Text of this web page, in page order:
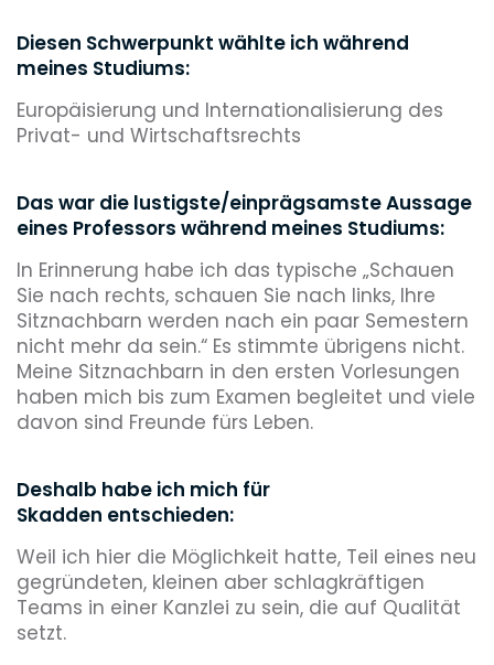
Diesen Schwerpunkt wählte ich während
meines Studiums:
Europäisierung und Internationalisierung des
Privat- und Wirtschaftsrechts
Das war die lustigste/einprägsamste Aussage
eines Professors während meines Studiums:
In Erinnerung habe ich das typische „Schauen
Sie nach rechts, schauen Sie nach links, Ihre
Sitznachbarn werden nach ein paar Semestern
nicht mehr da sein.“ Es stimmte übrigens nicht.
Meine Sitznachbarn in den ersten Vorlesungen
haben mich bis zum Examen begleitet und viele
davon sind Freunde fürs Leben.
Deshalb habe ich mich für
Skadden entschieden:
Weil ich hier die Möglichkeit hatte, Teil eines neu
gegründeten, kleinen aber schlagkräftigen
Teams in einer Kanzlei zu sein, die auf Qualität
setzt.